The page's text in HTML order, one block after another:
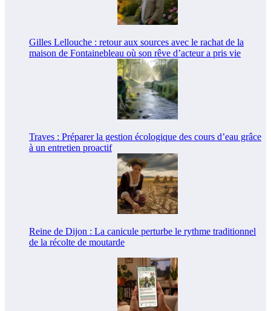
Gilles Lellouche : retour aux sources avec le rachat de la
maison de Fontainebleau où son rêve d’acteur a pris vie
Traves : Préparer la gestion écologique des cours d’eau grâce
à un entretien proactif
Reine de Dijon : La canicule perturbe le rythme traditionnel
de la récolte de moutarde